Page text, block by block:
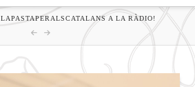
LAPASTAPERALSCATALANS A LA RÀDIO!